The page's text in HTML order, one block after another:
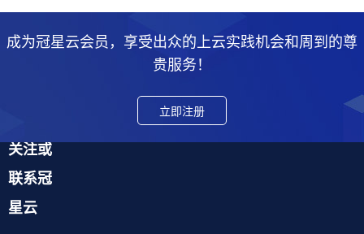
成为冠星云会员，享受出众的上云实践机会和周到的尊
贵服务！
立即注册
关注或
联系冠
星云